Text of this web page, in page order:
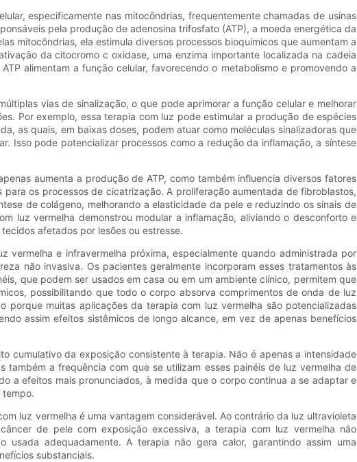
especificamente nas mitocôndrias, frequentemente chamadas de usinas
​​pela produção de adenosina trifosfato (ATP), a moeda energética da
mitocôndrias, ela estimula diversos processos bioquímicos que aumentam a
da citocromo c oxidase, uma enzima importante localizada na cadeia
alimentam a função celular, favorecendo o metabolismo e promovendo a
vias de sinalização, o que pode aprimorar a função celular e melhorar
Por exemplo, essa terapia com luz pode estimular a produção de espécies
as quais, em baixas doses, podem atuar como moléculas sinalizadoras que
Isso pode potencializar processos como a redução da inflamação, a síntese
aumenta a produção de ATP, como também influencia diversos fatores
os processos de cicatrização. A proliferação aumentada de fibroblastos,
de colágeno, melhorando a elasticidade da pele e reduzindo os sinais de
luz vermelha demonstrou modular a inflamação, aliviando o desconforto e
afetados por lesões ou estresse.
vermelha e infravermelha próxima, especialmente quando administrada por
não invasiva. Os pacientes geralmente incorporam esses tratamentos às
que podem ser usados ​​em casa ou em um ambiente clínico, permitem que
possibilitando que todo o corpo absorva comprimentos de onda de luz
porque muitas aplicações da terapia com luz vermelha são potencializadas
assim efeitos sistêmicos de longo alcance, em vez de apenas benefícios
cumulativo da exposição consistente à terapia. Não é apenas a intensidade
também a frequência com que se utilizam esses painéis de luz vermelha de
a efeitos mais pronunciados, à medida que o corpo continua a se adaptar e
tempo.
luz vermelha é uma vantagem considerável. Ao contrário da luz ultravioleta
de pele com exposição excessiva, a terapia com luz vermelha não
usada adequadamente. A terapia não gera calor, garantindo assim uma
substanciais.